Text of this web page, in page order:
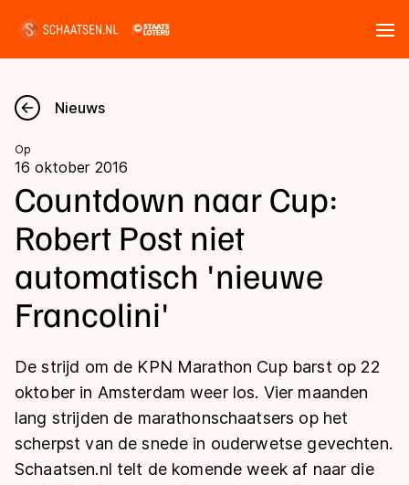
Nieuws
Kalender
Disciplines
Marathon
Langebaan
Inlineskaten
Kunstschaatsen
Schoonrijden
Natuurijs
Uitslagen
Shorttrack
Marathon
Inlineskaten
Kunstschaatsen
Tijden & historie
Ranglijsten Langebaan
Persoonlijke records & tijden
Historie & statistiek
De weg op
Inschrijven wedstrijden
Schaatsfans
Nieuws
Op
16 oktober 2016
Countdown naar Cup:
Robert Post niet
automatisch 'nieuwe
Francolini'
De strijd om de KPN Marathon Cup barst op 22
oktober in Amsterdam weer los. Vier maanden
lang strijden de marathonschaatsers op het
scherpst van de snede in ouderwetse gevechten.
Schaatsen.nl telt de komende week af naar die